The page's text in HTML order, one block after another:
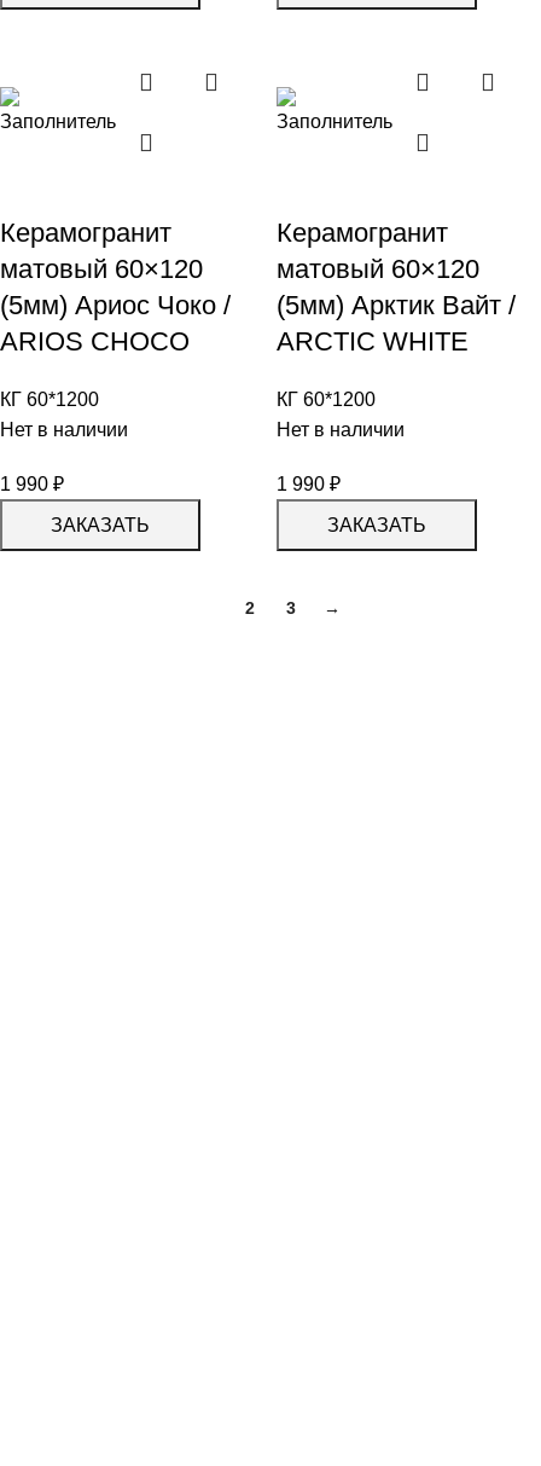
Керамогранит
матовый 60×120
(5мм) Ариос Чоко /
ARIOS CHOCO
КГ 60*1200
Нет в наличии
1 990 ₽
ЗАКАЗАТЬ
Керамогранит
матовый 60×120
(5мм) Арктик Вайт /
ARCTIC WHITE
КГ 60*1200
Нет в наличии
1 990 ₽
ЗАКАЗАТЬ
2 3 →